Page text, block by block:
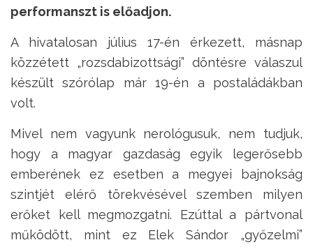
performanszt is előadjon.
A hivatalosan július 17-én érkezett, másnap
közzétett „rozsdabizottsági” döntésre válaszul
készült szórólap már 19-én a postaládákban
volt.
Mivel nem vagyunk nerológusuk, nem tudjuk,
hogy a magyar gazdaság egyik legerősebb
emberének ez esetben a megyei bajnokság
szintjét elérő törekvésével szemben milyen
erőket kell megmozgatni. Ezúttal a pártvonal
működött, mint ez Elek Sándor „győzelmi”